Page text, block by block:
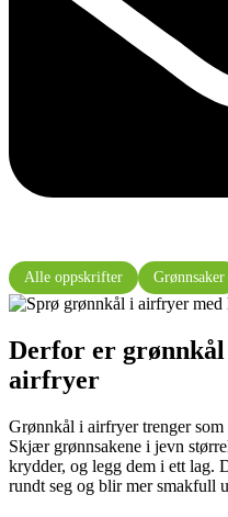
Alle oppskrifter Grønnsaker
Derfor er
airfryer
Grønnkål i airfryer trenger
Skjær grønnsakene i jevn
krydder, og legg dem i ett lag.
rundt seg og blir mer smakfull